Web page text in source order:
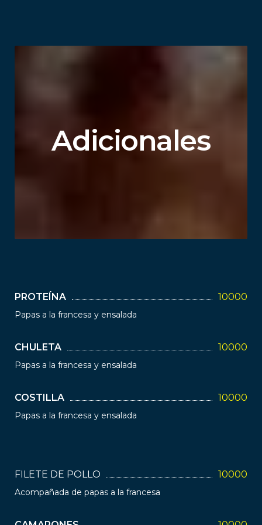
Adicionales
PROTEÍNA 10000
Papas a la francesa y ensalada
CHULETA 10000
Papas a la francesa y ensalada
COSTILLA 10000
Papas a la francesa y ensalada
FILETE DE POLLO 10000
Acompañada de papas a la francesa